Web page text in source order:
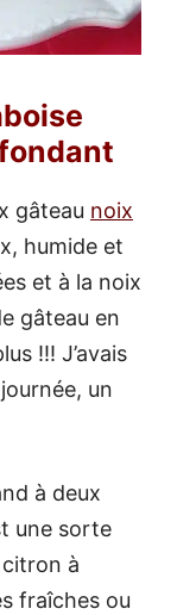
gâteau noix
humide et
et à la noix
gâteau en
!!! J’avais
un
à deux
une sorte
à
fraîches ou